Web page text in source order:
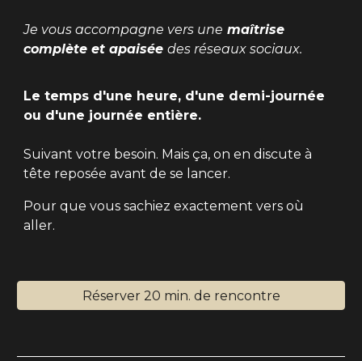
Je vous accompagne vers une maîtrise
complète et apaiséedes réseaux sociaux.
Le temps d'une heure, d'une demi-journée
ou d'une journée entière.
Suivant votre besoin. Mais ça, on en discute à
tête reposée avant de se lancer.
Pour que vous sachiez exactement vers où
aller.
Réserver 20 min. de rencontre